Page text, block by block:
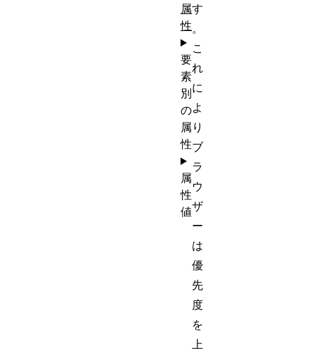
す
。
こ
れ
に
よ
り
ブ
ラ
ウ
ザ
ー
は
優
先
度
を
上
属
性
要
素
別
の
属
性
属
性
値